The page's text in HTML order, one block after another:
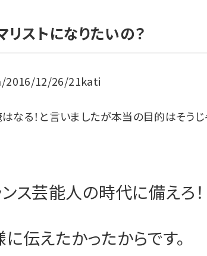
ストになりたいの？
12/26/21kati
なる！と言いましたが本当の目的はそうじ
ス芸能人の時代に備えろ！
伝えたかったからです。